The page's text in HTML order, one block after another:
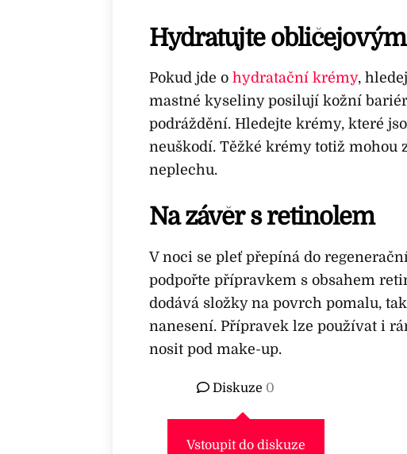
Hydratujte
Pokud jde o hydratační krémy,
mastné kyseliny posilují kožní
podráždění. Hledejte krémy, které
neuškodí. Těžké krémy totiž mohou
neplechu.
Na závěr s retinolem
V noci se pleť přepíná do
podpořte přípravkem s obsahem
dodává složky na povrch pomalu,
nanesení. Přípravek lze používat i
nosit pod make-up.
Diskuze 0
Vstoupit do diskuze